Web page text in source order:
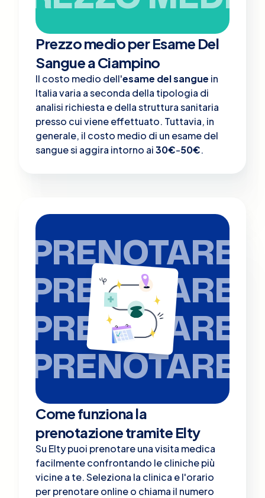
Prezzo medio per Esame Del
Sangue a Ciampino
Il costo medio dell'esame del sangue in
Italia varia a seconda della tipologia di
analisi richiesta e della struttura sanitaria
presso cui viene effettuato. Tuttavia, in
generale, il costo medio di un esame del
sangue si aggira intorno ai30€-50€.
PRENOTARE
PRENOTARE
PRENOTARE
PRENOTARE
Come funziona la
prenotazione tramite Elty
Su Elty puoi prenotare una visita medica
facilmente confrontando le cliniche più
vicine a te. Seleziona la clinica e l'orario
per prenotare online o chiama il numero